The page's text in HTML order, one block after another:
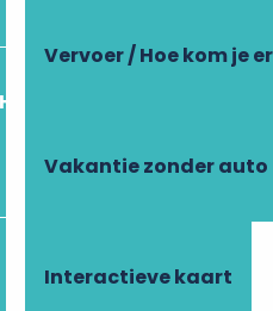
Vervoer / Hoe kom je
Vakantie zonder auto
Interactieve kaart
Hoe kom ik daar?
Vliegtuig